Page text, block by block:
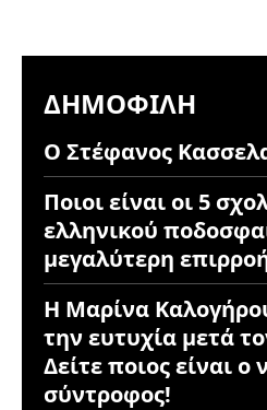
ΔΗΜΟΦΙΛΉ
Ο Στέφανος
Ποιοι είναι οι 5
ελληνικού
μεγαλύτερη
Η Μαρίνα
την ευτυχία μετά
Δείτε ποιος είναι ο
σύντροφος!